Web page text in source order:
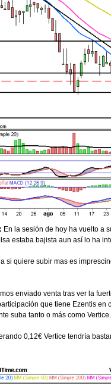
En la sesión de hoy ha vuelto a
estaba bajista aun así lo ha
si quiere subir mas es
enviado venta tras ver la
que tiene Ezentis en
suba tanto o más como Vertice.
0,12€ Vertice tendría